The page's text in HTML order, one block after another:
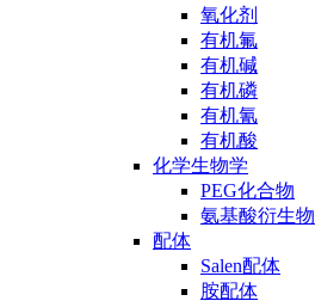
氧化剂
有机氟
有机碱
有机磷
有机氰
有机酸
化学生物学
PEG化合物
氨基酸衍生物
配体
Salen配体
胺配体